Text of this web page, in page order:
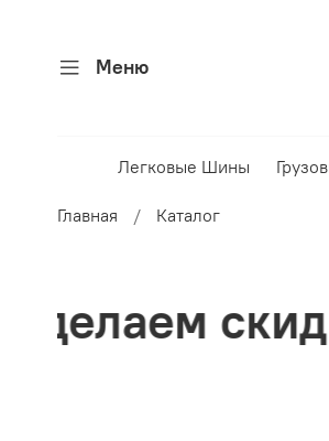
Меню
Легковые Шины
Главная Каталог